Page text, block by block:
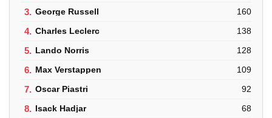
3. George Russell 160
4. Charles Leclerc 138
5. Lando Norris 128
6. Max Verstappen 109
7. Oscar Piastri 92
8. Isack Hadjar 68